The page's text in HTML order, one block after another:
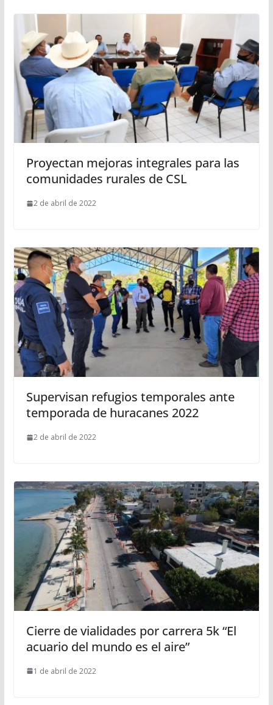
Proyectan mejoras integrales para las
comunidades rurales de CSL
2 de abril de 2022
Supervisan refugios temporales ante
temporada de huracanes 2022
2 de abril de 2022
Cierre de vialidades por carrera 5k “El
acuario del mundo es el aire”
1 de abril de 2022